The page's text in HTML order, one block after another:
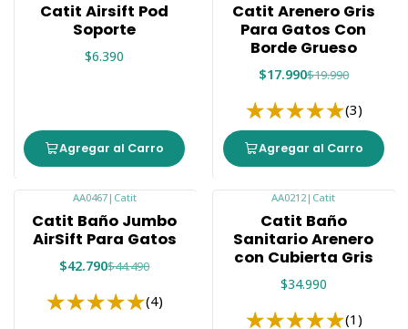
Catit Airsift Pod
Soporte
$6.390
Agregar al Carro
Catit Arenero Gris
Para Gatos Con
Borde Grueso
$17.990$19.990
(3)
Agregar al Carro
AA0467| Catit
Catit Baño Jumbo
AirSift Para Gatos
$42.790$44.490
(4)
AA0212 | Catit
Catit Baño
Sanitario Arenero
con Cubierta Gris
$34.990
(1)